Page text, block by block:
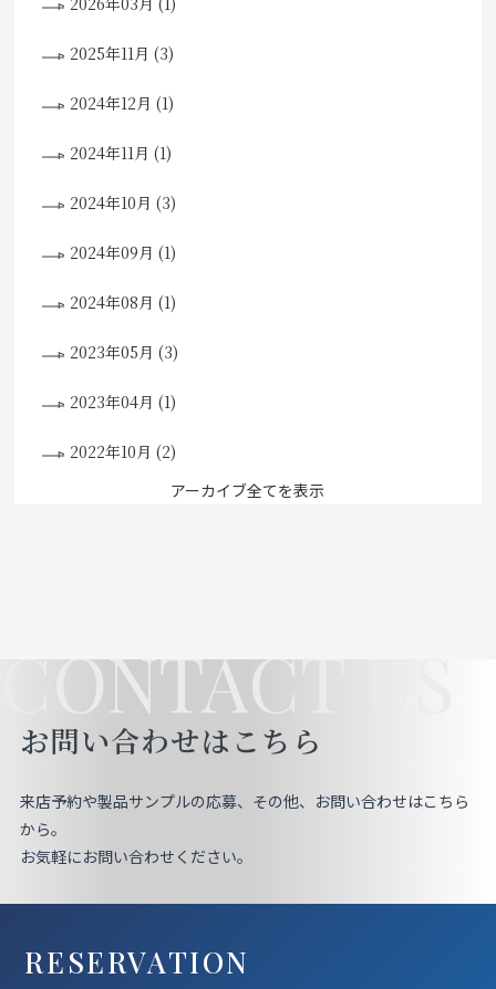
2025年11月 (3)
2024年12月 (1)
2024年11月 (1)
2024年10月 (3)
2024年09月 (1)
2024年08月 (1)
2023年05月 (3)
2023年04月 (1)
2022年10月 (2)
アーカイブ全てを表示
CONTACT US
お問い合わせはこちら
来店予約や製品サンプルの応募、その他、お問い合わせはこちら
から。
お気軽にお問い合わせください。
RESERVATION